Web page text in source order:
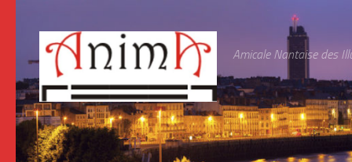
Amicale Nantaise des